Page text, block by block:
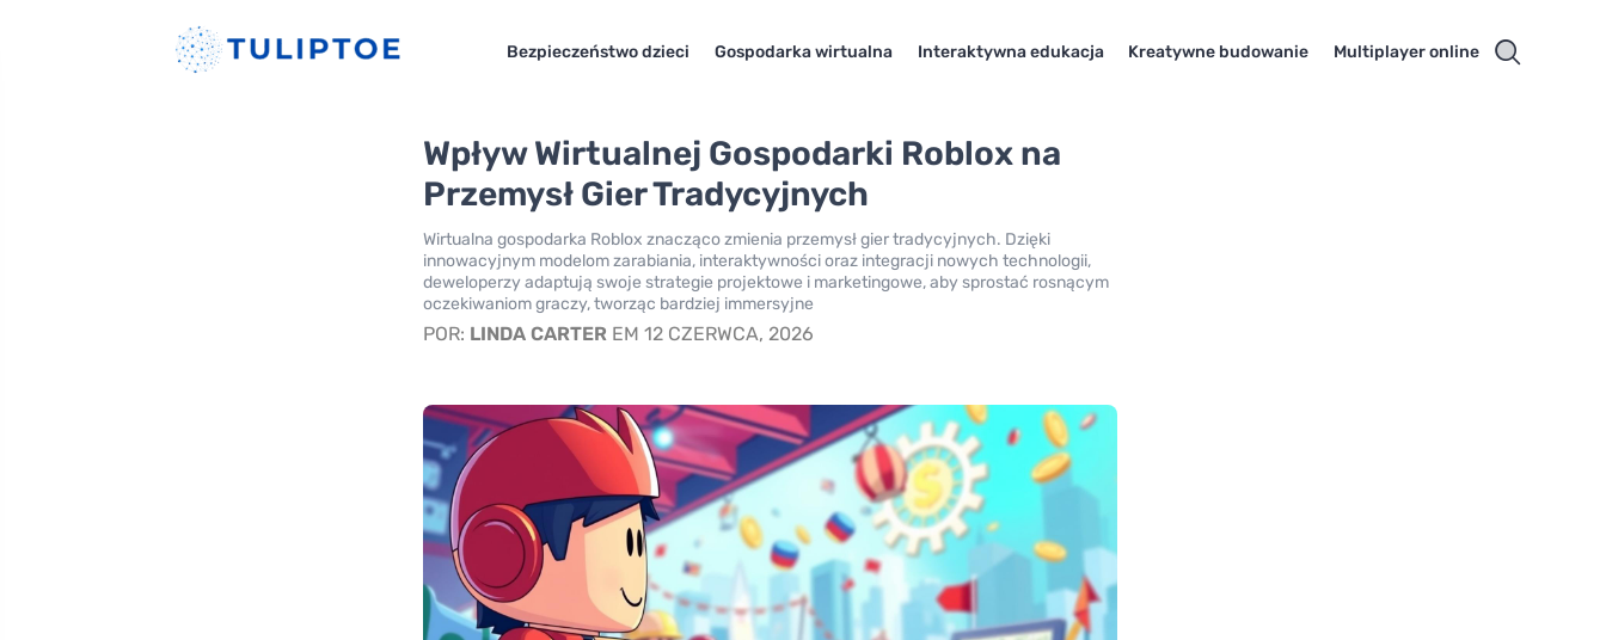
Bezpieczeństwo dzieci Gospodarka wirtualna Interaktywna edukacja Kreatywne budowanie Multiplayer online
Wpływ Wirtualnej Gospodarki Roblox na
Przemysł Gier Tradycyjnych
Wirtualna gospodarka Roblox znacząco zmienia przemysł gier tradycyjnych. Dzięki
innowacyjnym modelom zarabiania, interaktywności oraz integracji nowych technologii,
deweloperzy adaptują swoje strategie projektowe i marketingowe, aby sprostać rosnącym
oczekiwaniom graczy, tworząc bardziej immersyjne
POR: LINDA CARTER EM 12 CZERWCA, 2026